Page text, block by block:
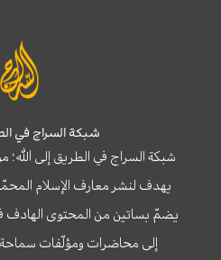
شبكة السراج في
شبكة السراج في الطريق إلى الله؛
يهدف لنشر معارف الإسلام
يضمّ بساتين من المحتوى الهادف
إلى محاضرات ومؤلّفات